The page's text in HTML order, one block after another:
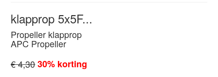
klapprop 5x5F...
Propeller klapprop
APC Propeller
€ 4,3030% korting